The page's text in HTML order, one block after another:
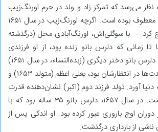
نظر می‌رسد که تمرکز زاد و ولد در حرم اورنگ‌زیب
منحصراً بر دلراس بانو معطوف بوده است. اگرچه اورنگ‌زیب در سال ۱۶۵۱
کرد — با سوگلی‌اش، اورنگ‌آبادی محل (درگذشته
— اما تا زمانی که دلرس بانو زنده بود، از او فرزندی
نداشت. در این میان، دلرس بانو دختر دیگری (زبده‌النساء، در سال ۱۶۵۱)
و سپس دو پسر که مدت‌ها در انتظارشان بود، یعنی اعظم (متولد ۱۶۵۳) و
۱۶۵۷) را به دنیا آورد. تولد فرزند دوم (اکبر) نشان‌دهنده‌ قدرت
و نفوذ دلرس بانو است. در سال ۱۶۵۷، دلرس بانو ۳۵ ساله بود که با
دوران اوج باروری عبور کرده بود. او اندکی پس از
ناشی از بارداری درگذشت.